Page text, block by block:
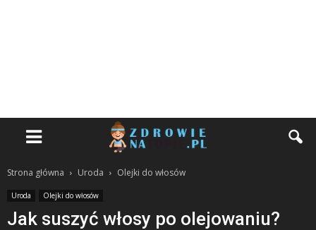
Strona główna Uroda Olejki do włosów
Uroda Olejki do włosów
Jak suszyć włosy po olejowaniu?